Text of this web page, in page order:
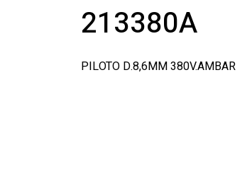
213380A
PILOTO D.8,6MM 380V.AMBAR